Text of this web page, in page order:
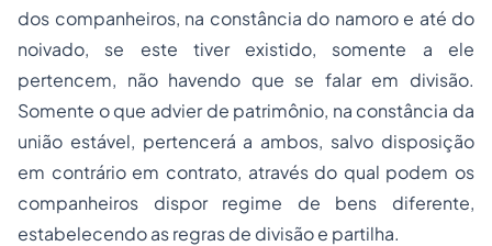
dos companheiros, na constância do namoro e até do
noivado, se este tiver existido, somente a ele
pertencem, não havendo que se falar em divisão.
Somente o que advier de patrimônio, na constância da
união estável, pertencerá a ambos, salvo disposição
em contrário em contrato, através do qual podem os
companheiros dispor regime de bens diferente,
estabelecendo as regras de divisão e partilha.